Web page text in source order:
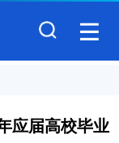
应届高校毕业